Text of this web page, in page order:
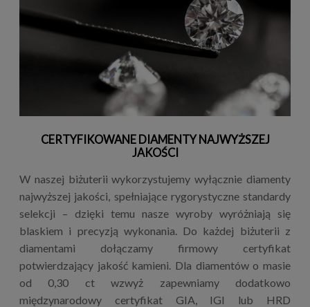
CERTYFIKOWANE DIAMENTY NAJWYŻSZEJ
JAKOŚCI
W naszej biżuterii wykorzystujemy wyłącznie diamenty
najwyższej jakości, spełniające rygorystyczne standardy
selekcji – dzięki temu nasze wyroby wyróżniają się
blaskiem i precyzją wykonania. Do każdej biżuterii z
diamentami dołączamy firmowy certyfikat
potwierdzający jakość kamieni. Dla diamentów o masie
od 0,30 ct wzwyż zapewniamy dodatkowo
międzynarodowy certyfikat GIA, IGI lub HRD